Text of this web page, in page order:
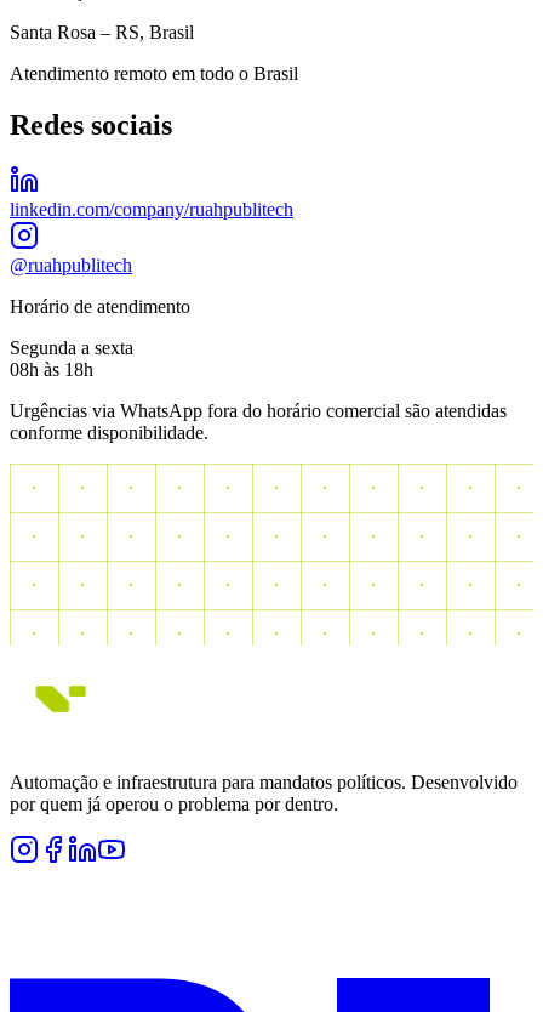
Santa Rosa – RS, Brasil
Atendimento remoto em todo o Brasil
Redes sociais
linkedin.com/company/ruahpublitech
@ruahpublitech
Horário de atendimento
Segunda a sexta
08h às 18h
Urgências via WhatsApp fora do horário comercial são atendidas
conforme disponibilidade.
Automação e infraestrutura para mandatos políticos. Desenvolvido
por quem já operou o problema por dentro.